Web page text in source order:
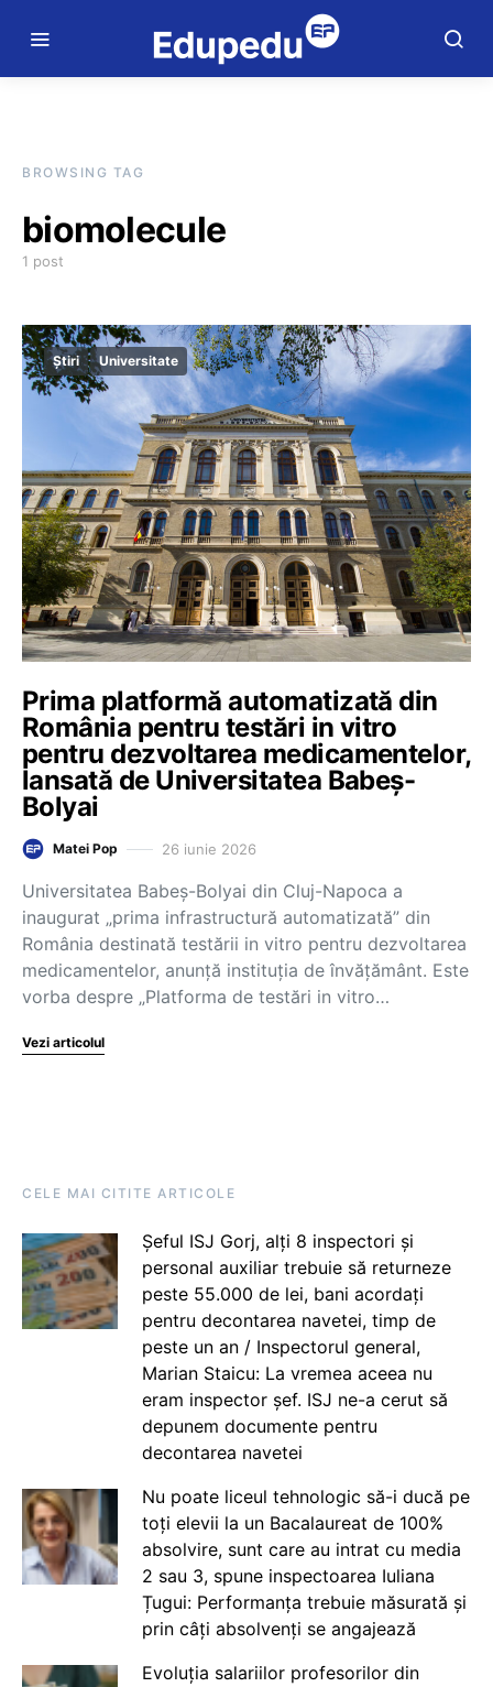
BROWSING TAG
biomolecule
1 post
Știri Universitate
Prima platformă automatizată din
România pentru testări in vitro
pentru dezvoltarea medicamentelor,
lansată de Universitatea Babeș-
Bolyai
Matei Pop 26 iunie 2026
Universitatea Babeș-Bolyai din Cluj-Napoca a
inaugurat „prima infrastructură automatizată” din
România destinată testării in vitro pentru dezvoltarea
medicamentelor, anunță instituția de învățământ. Este
vorba despre „Platforma de testări in vitro…
Vezi articolul
CELE MAI CITITE ARTICOLE
Șeful ISJ Gorj, alți 8 inspectori și
personal auxiliar trebuie să returneze
peste 55.000 de lei, bani acordați
pentru decontarea navetei, timp de
peste un an / Inspectorul general,
Marian Staicu: La vremea aceea nu
eram inspector șef. ISJ ne-a cerut să
depunem documente pentru
decontarea navetei
Nu poate liceul tehnologic să-i ducă pe
toți elevii la un Bacalaureat de 100%
absolvire, sunt care au intrat cu media
2 sau 3, spune inspectoarea Iuliana
Țugui: Performanța trebuie măsurată și
prin câți absolvenți se angajează
Evoluția salariilor profesorilor din